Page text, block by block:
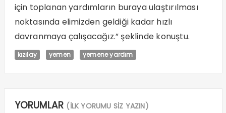
için toplanan yardımların buraya ulaştırılması
noktasında elimizden geldiği kadar hızlı
davranmaya çalışacağız.” şeklinde konuştu.
kızılay yemen yemene yardım
YORUMLAR (İLK YORUMU SİZ YAZIN)